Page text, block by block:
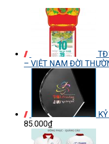
– VIỆT NAM ĐỜI
85.000₫